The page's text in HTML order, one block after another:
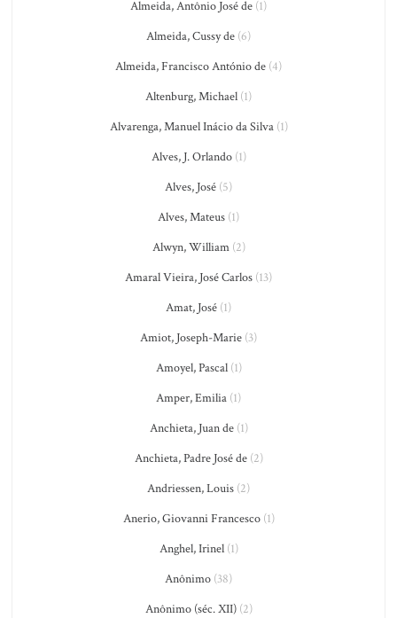
Almeida, Antônio José de (1)
Almeida, Cussy de (6)
Almeida, Francisco António de (4)
Altenburg, Michael (1)
Alvarenga, Manuel Inácio da Silva(1)
Alves, J. Orlando(1)
Alves, José (5)
Alves, Mateus (1)
Alwyn, William(2)
Amaral Vieira, José Carlos (13)
Amat, José (1)
Amiot, Joseph-Marie (3)
Amoyel, Pascal(1)
Amper, Emilia (1)
Anchieta, Juan de(1)
Anchieta, Padre José de(2)
Andriessen, Louis (2)
Anerio, Giovanni Francesco(1)
Anghel, Irinel(1)
Anônimo (38)
Anônimo (séc. XII)(2)